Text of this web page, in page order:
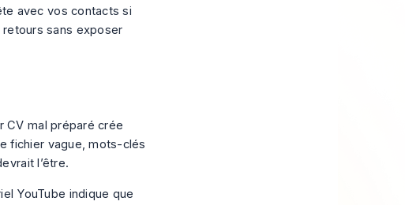
avec vos contacts si
sans exposer
CV mal préparé crée
fichier vague, mots-clés
l’être.
YouTube indique que